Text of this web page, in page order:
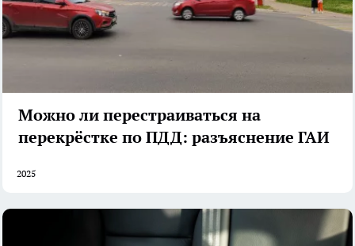
Можно ли перестраиваться на
перекрёстке по ПДД: разъяснение ГАИ
2025